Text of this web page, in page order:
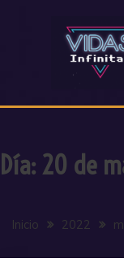
Día: 20 de
Inicio 2022